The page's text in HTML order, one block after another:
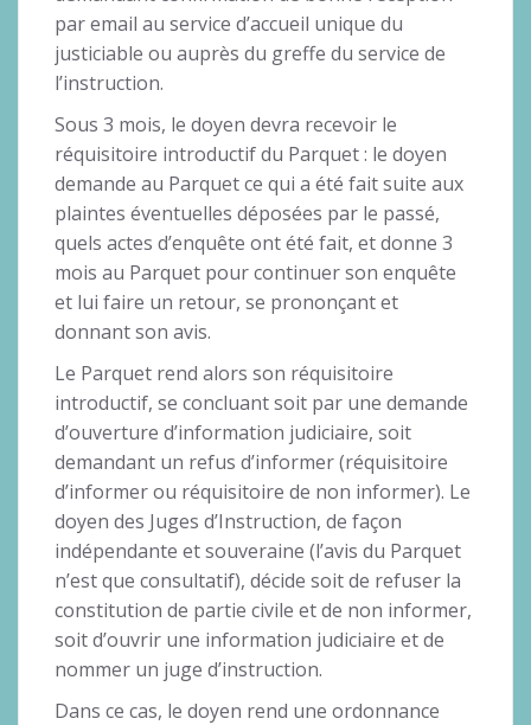
par email au service d’accueil unique du
justiciable ou auprès du greffe du service de
l’instruction.
Sous 3 mois, le doyen devra recevoir le
réquisitoire introductif du Parquet : le doyen
demande au Parquet ce qui a été fait suite aux
plaintes éventuelles déposées par le passé,
quels actes d’enquête ont été fait, et donne 3
mois au Parquet pour continuer son enquête
et lui faire un retour, se prononçant et
donnant son avis.
Le Parquet rend alors son réquisitoire
introductif, se concluant soit par une demande
d’ouverture d’information judiciaire, soit
demandant un refus d’informer (réquisitoire
d’informer ou réquisitoire de non informer). Le
doyen des Juges d’Instruction, de façon
indépendante et souveraine (l’avis du Parquet
n’est que consultatif), décide soit de refuser la
constitution de partie civile et de non informer,
soit d’ouvrir une information judiciaire et de
nommer un juge d’instruction.
Dans ce cas, le doyen rend une ordonnance